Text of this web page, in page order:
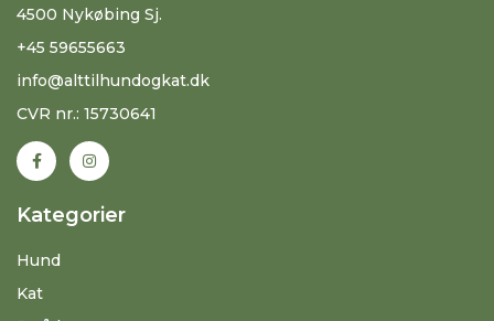
4500 Nykøbing Sj.
+45 59655663
info@alttilhundogkat.dk
CVR nr.: 15730641
Kategorier
Hund
Kat